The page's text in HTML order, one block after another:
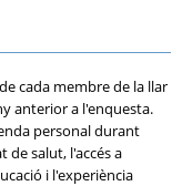
cada membre de la llar
anterior a l'enquesta.
personal durant
de salut, l'accés a
i l'experiència